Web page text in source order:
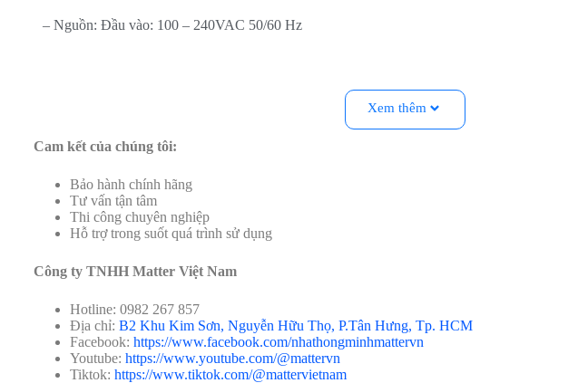
– Nguồn: Đầu vào: 100 – 240VAC 50/60 Hz
Xem thêm
Cam kết của chúng tôi:
Bảo hành chính hãng
Tư vấn tận tâm
Thi công chuyên nghiệp
Hỗ trợ trong suốt quá trình sử dụng
Công ty TNHH Matter Việt Nam
Hotline: 0982 267 857
Địa chỉ: B2 Khu Kim Sơn, Nguyễn Hữu Thọ, P.Tân Hưng, Tp. HCM
Facebook: https://www.facebook.com/nhathongminhmattervn
Youtube: https://www.youtube.com/@mattervn
Tiktok: https://www.tiktok.com/@mattervietnam